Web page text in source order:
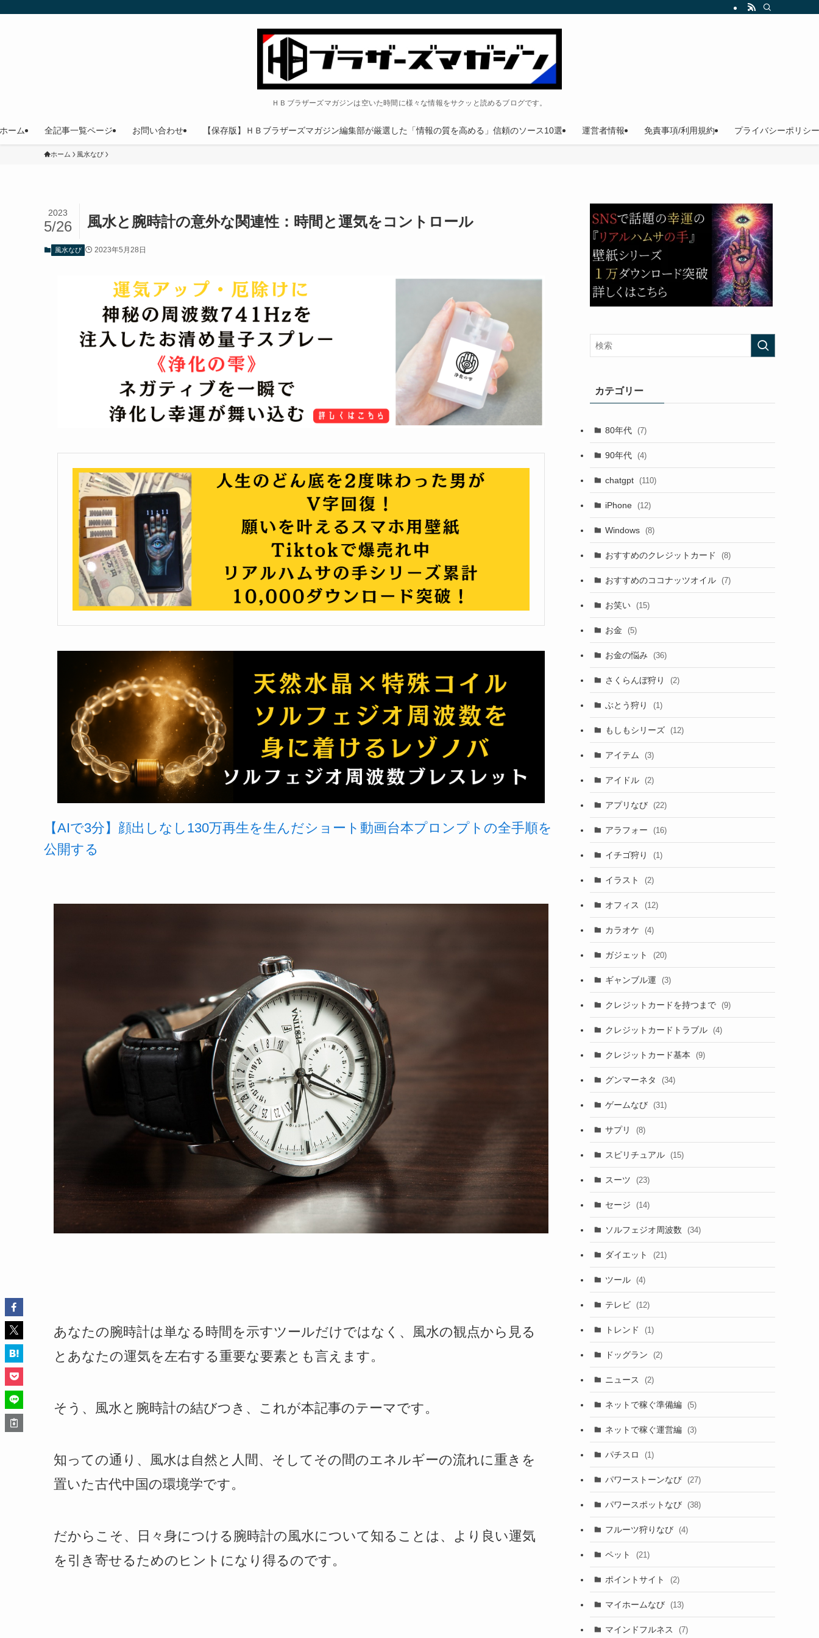
ＨＢブラザーズマガジンは空いた時間に様々な情報をサクッと読めるブログです。
ホーム 全記事一覧ページ お問い合わせ 【保存版】ＨＢブラザーズマガジン編集部が厳選した「情報の質を高める」信頼のソース10選 運営者情報 免責事項/利用規約 プライバシーポリシー
ホーム 風水なび
風水と腕時計の意外な関連性：時間と運気をコントロール
2023
5/26
風水なび 2023年5月28日
【AIで3分】顔出しなし130万再生を生んだショート動画台本プロンプトの全手順を
公開する
あなたの腕時計は単なる時間を示すツールだけではなく、風水の観点から見る
とあなたの運気を左右する重要な要素とも言えます。
そう、風水と腕時計の結びつき、これが本記事のテーマです。
知っての通り、風水は自然と人間、そしてその間のエネルギーの流れに重きを
置いた古代中国の環境学です。
だからこそ、日々身につける腕時計の風水について知ることは、より良い運気
を引き寄せるためのヒントになり得るのです。
カテゴリー
80年代 (7)
90年代 (4)
chatgpt (110)
iPhone (12)
Windows (8)
おすすめのクレジットカード (8)
おすすめのココナッツオイル (7)
お笑い (15)
お金 (5)
お金の悩み (36)
さくらんぼ狩り (2)
ぶとう狩り (1)
もしもシリーズ (12)
アイテム (3)
アイドル (2)
アプリなび (22)
アラフォー (16)
イチゴ狩り (1)
イラスト (2)
オフィス (12)
カラオケ (4)
ガジェット (20)
ギャンブル運 (3)
クレジットカードを持つまで (9)
クレジットカードトラブル (4)
クレジットカード基本 (9)
グンマーネタ (34)
ゲームなび (31)
サプリ (8)
スピリチュアル (15)
スーツ (23)
セージ (14)
ソルフェジオ周波数 (34)
ダイエット (21)
ツール (4)
テレビ (12)
トレンド (1)
ドッグラン (2)
ニュース (2)
ネットで稼ぐ準備編 (5)
ネットで稼ぐ運営編 (3)
パチスロ (1)
パワーストーンなび (27)
パワースポットなび (38)
フルーツ狩りなび (4)
ペット (21)
ポイントサイト (2)
マイホームなび (13)
マインドフルネス (7)